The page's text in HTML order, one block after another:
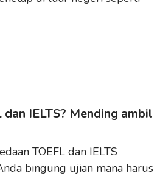
IELTS? Mending ambil
TOEFL dan IELTS
bingung ujian mana harus